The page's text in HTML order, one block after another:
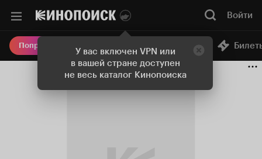
У вас включен VPN или
в вашей стране доступен
не весь каталог Кинопоиска
Войти
Попробовать Плюс Онлайн-кинотеатр